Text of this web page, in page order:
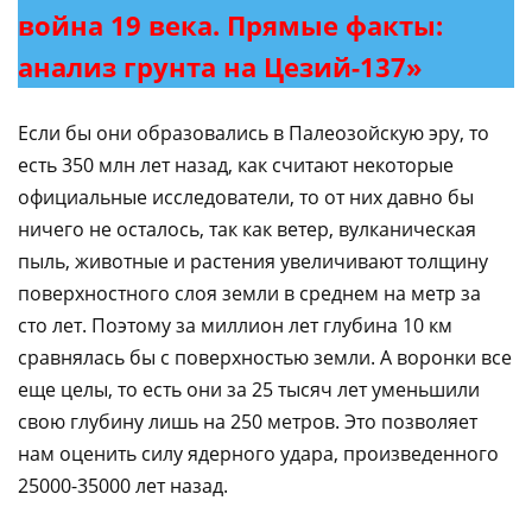
война 19 века. Прямые факты:
анализ грунта на Цезий-137»
Если бы они образовались в Палеозойскую эру, то
есть 350 млн лет назад, как считают некоторые
официальные исследователи, то от них давно бы
ничего не осталось, так как ветер, вулканическая
пыль, животные и растения увеличивают толщину
поверхностного слоя земли в среднем на метр за
сто лет. Поэтому за миллион лет глубина 10 км
сравнялась бы с поверхностью земли. А воронки все
еще целы, то есть они за 25 тысяч лет уменьшили
свою глубину лишь на 250 метров. Это позволяет
нам оценить силу ядерного удара, произведенного
25000-35000 лет назад.